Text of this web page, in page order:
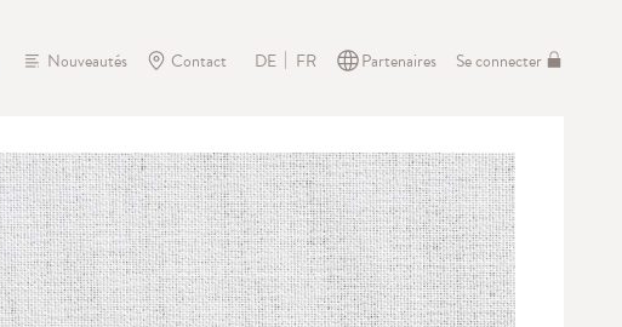
Nouveautés Contact DE FR Partenaires Se connecter